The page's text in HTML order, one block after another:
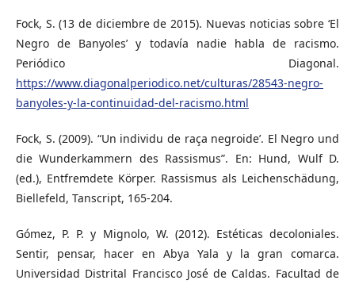
Fock, S. (13 de diciembre de 2015). Nuevas noticias sobre ‘El
Negro de Banyoles’ y todavía nadie habla de racismo.
Periódico Diagonal.
https://www.diagonalperiodico.net/culturas/28543-negro-
banyoles-y-la-continuidad-del-racismo.html
Fock, S. (2009). “Un individu de raça negroide’. El Negro und
die Wunderkammern des Rassismus”. En: Hund, Wulf D.
(ed.), Entfremdete Körper. Rassismus als Leichenschädung,
Biellefeld, Tanscript, 165-204.
Gómez, P. P. y Mignolo, W. (2012). Estéticas decoloniales.
Sentir, pensar, hacer en Abya Yala y la gran comarca.
Universidad Distrital Francisco José de Caldas. Facultad de